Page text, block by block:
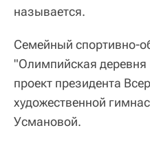
называется.
Семейный спортивно-
"Олимпийская деревня
проект президента
художественной
Усмановой.